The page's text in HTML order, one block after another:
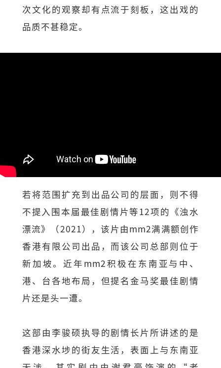
次文化的观察却有点流于刻板，这出戏的
品质不甚稳定。
若将范围扩充到出品公司的层面，则不得
不提入围本届最佳剧情片等12项的《浊水
漂流》（2021），该片由mm2满满额创作
香港有限公司出品，而该公司总部则位于
新加坡。近年mm2积极在东南亚与中、
港、台各地布局，但提名金马奖最佳剧情
片还是头一遭。
这部由李骏硕执导的剧情长片所讲述的是
香港深水埗的街友生活，表面上与东南亚